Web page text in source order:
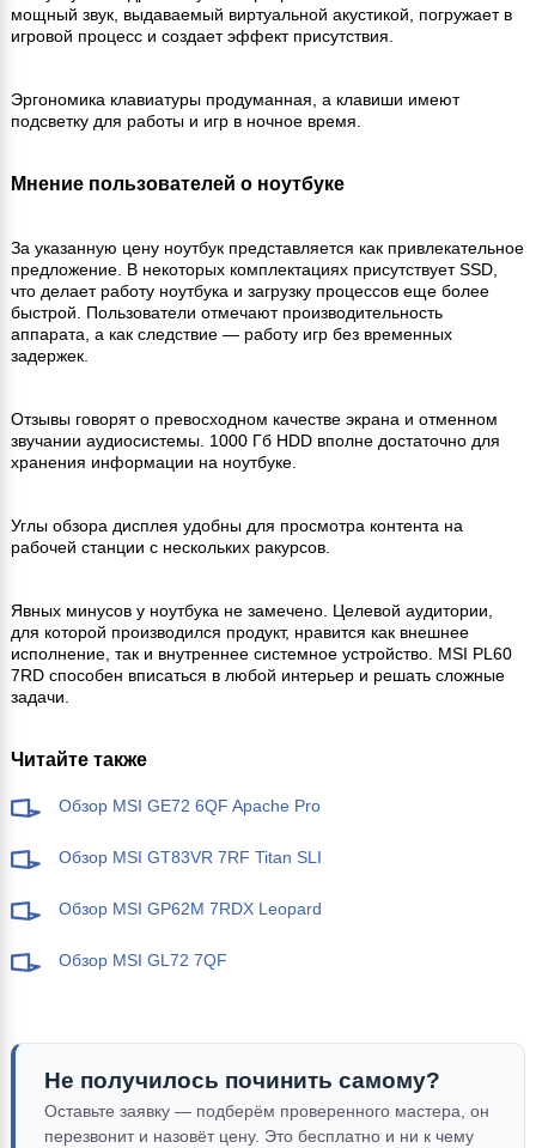
мощный звук, выдаваемый виртуальной акустикой, погружает в
игровой процесс и создает эффект присутствия.
Эргономика клавиатуры продуманная, а клавиши имеют
подсветку для работы и игр в ночное время.
Мнение пользователей о ноутбуке
За указанную цену ноутбук представляется как привлекательное
предложение. В некоторых комплектациях присутствует SSD,
что делает работу ноутбука и загрузку процессов еще более
быстрой. Пользователи отмечают производительность
аппарата, а как следствие — работу игр без временных
задержек.
Отзывы говорят о превосходном качестве экрана и отменном
звучании аудиосистемы. 1000 Гб HDD вполне достаточно для
хранения информации на ноутбуке.
Углы обзора дисплея удобны для просмотра контента на
рабочей станции с нескольких ракурсов.
Явных минусов у ноутбука не замечено. Целевой аудитории,
для которой производился продукт, нравится как внешнее
исполнение, так и внутреннее системное устройство. MSI PL60
7RD способен вписаться в любой интерьер и решать сложные
задачи.
Читайте также
Обзор MSI GE72 6QF Apache Pro
Обзор MSI GT83VR 7RF Titan SLI
Обзор MSI GP62M 7RDX Leopard
Обзор MSI GL72 7QF
Не получилось починить самому?
Оставьте заявку — подберём проверенного мастера, он
перезвонит и назовёт цену. Это бесплатно и ни к чему